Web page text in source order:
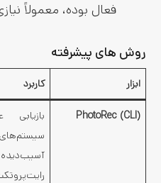
فعال بوده، معمولاً
روش‌ های پیشرفته
ابزار کاربرد
PhotoRec (CLI)
سیستم‌های